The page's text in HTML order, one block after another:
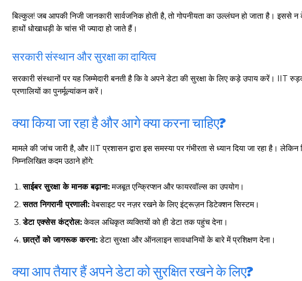
गुरुग्राम।
बिल्कुल! जब आपकी निजी जानकारी सार्वजनिक होती है, तो गोपनीयता का उल्लंघन हो जाता है। इससे
हाथों धोखाधड़ी के चांस भी ज्यादा हो जाते हैं।
सरकारी संस्थान और सुरक्षा का दायित्व
सरकारी संस्थानों पर यह जिम्मेदारी बनती है कि वे अपने डेटा की सुरक्षा के लिए कड़े उपाय करें। IIT
प्रणालियों का पुनर्मूल्यांकन करें।
क्या किया जा रहा है और आगे क्या करना चाहिए?
मामले की जांच जारी है, और IIT प्रशासन द्वारा इस समस्या पर गंभीरता से ध्यान दिया जा रहा है।
निम्नलिखित कदम उठाने होंगे:
साईबर सुरक्षा के मानक बढ़ाना:मजबूत एन्क्रिप्शन और फायरवॉल्स का उपयोग।
सतत निगरानी प्रणाली:वेबसाइट पर नज़र रखने के लिए इंट्रूज़न डिटेक्शन सिस्टम।
डेटा एक्सेस कंट्रोल:केवल अधिकृत व्यक्तियों को ही डेटा तक पहुंच देना।
छात्रों को जागरूक करना:डेटा सुरक्षा और ऑनलाइन सावधानियों के बारे में प्रशिक्षण देना।
क्या आप तैयार हैं अपने डेटा को सुरक्षित रखने के लिए?